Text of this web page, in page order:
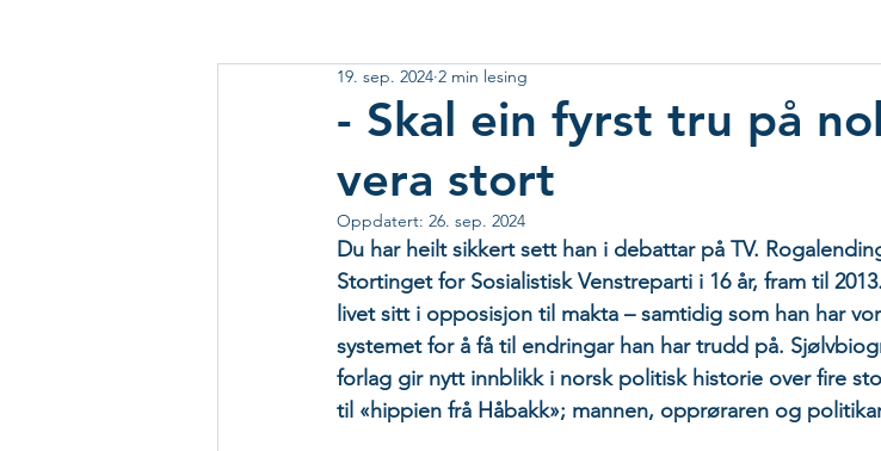
- Skal ein fyrst tru på
vera stort
19. sep. 2024 2 min lesing
Oppdatert: 26. sep. 2024
Du har heilt sikkert sett han i debattar på TV.
Stortinget for Sosialistisk Venstreparti i 16 år, fram til
livet sitt i opposisjon til makta – samtidig som han har
systemet for å få til endringar han har trudd på.
forlag gir nytt innblikk i norsk politisk historie over fire
til «hippien frå Håbakk»; mannen, opprøraren og